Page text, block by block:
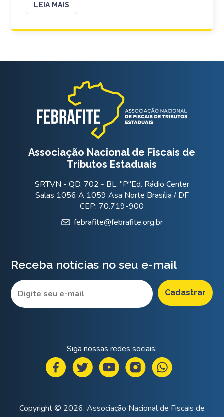
LEIA MAIS
Associação Nacional de Fiscais de
Tributos Estaduais
SRTVN - QD. 702 - BL. "P"Ed. Rádio Center
Salas 1056 A 1059 Asa Norte Brasília / DF
CEP: 70.719-900
febrafite@febrafite.org.br
Receba notícias no seu e-mail
Siga nossas redes sociais:
Copyright © 2026. Associação Nacional de Fiscais de